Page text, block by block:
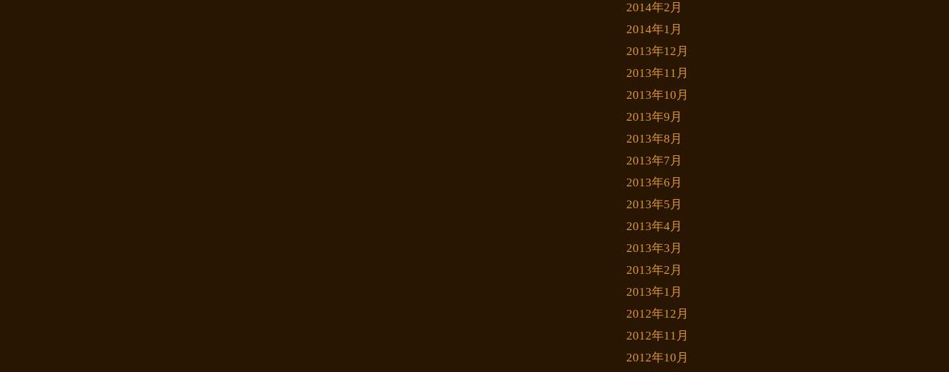
2014年2月
2014年1月
2013年12月
2013年11月
2013年10月
2013年9月
2013年8月
2013年7月
2013年6月
2013年5月
2013年4月
2013年3月
2013年2月
2013年1月
2012年12月
2012年11月
2012年10月